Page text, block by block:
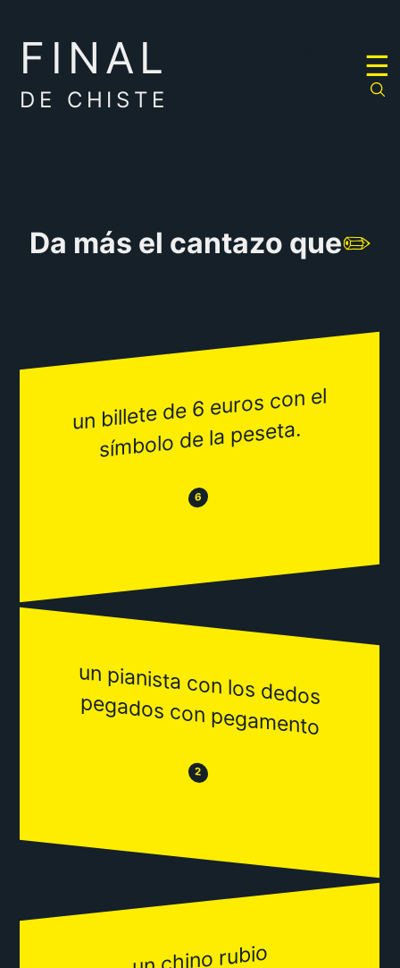
FINAL
DE CHISTE
☰
Da más el cantazo que✏️
un billete de 6 euros con el
sí
mbolo de la peseta.
😒 6 😂
un pianista con los dedos
pegados con pegam
ento
😒 2 😂
un chino rubio